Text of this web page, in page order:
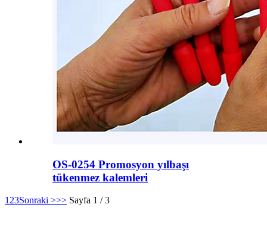
OS-0254 Promosyon yılbaşı
tükenmez kalemleri
1 23Sonraki >>> Sayfa 1 / 3